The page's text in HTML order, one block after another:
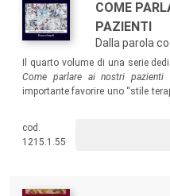
COME
PAZIENTI
Dalla parola
Il quarto volume di una serie
Come parlare ai nostri pazienti
importante favorire uno “stile
rispetto e l’ascolto del
dalla parola cognitiva alla
dimenticando l’importanza
cod.
1215.1.55